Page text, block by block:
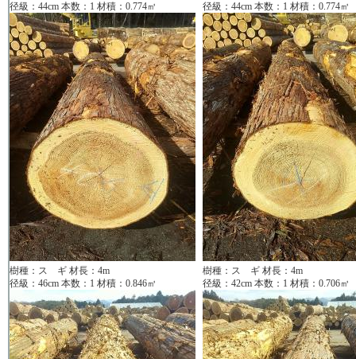
径級：44cm 本数：1 材積：0.774㎥
径級：44cm 本数：1 材積：0.774㎥
樹種：ス ギ 材長：4m
径級：46cm 本数：1 材積：0.846㎥
樹種：ス ギ 材長：4m
径級：42cm 本数：1 材積：0.706㎥